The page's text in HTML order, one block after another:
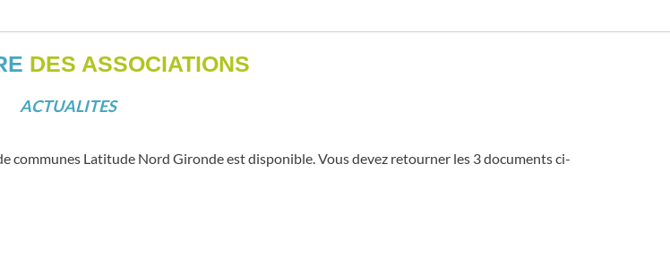
DES ASSOCIATIONS
ACTUALITES
communes Latitude Nord Gironde est disponible. Vous devez retourner les 3 documents ci-